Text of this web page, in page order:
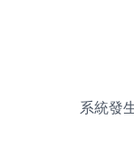
系統發